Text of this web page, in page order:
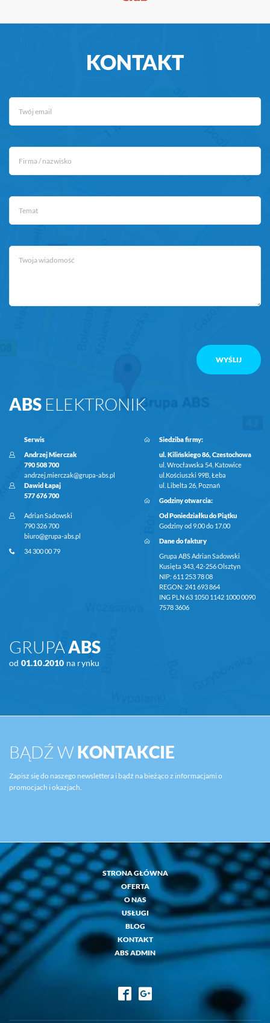
KONTAKT
ABS ELEKTRONIK
Serwis
Andrzej Mierczak
790 508 700
andrzej.mierczak@grupa-abs.pl
Dawid Łapaj
577 676 700
Adrian Sadowski
790 326 700
biuro@grupa-abs.pl
34 300 00 79
Siedziba firmy:
ul. Kilińskiego 86, Czestochowa
ul. Wrocławska 54, Katowice
ul.Kościuszki 99B, Łeba
ul. Libelta 26, Poznań
Godziny otwarcia:
Od Poniedziałku do Piątku
Godziny od 9.00 do 17.00
Dane do faktury
Grupa ABS Adrian Sadowski
Kusięta 343, 42-256 Olsztyn
NIP: 611 253 78 08
REGON: 241 693 864
ING PLN 63 1050 1142 1000 0090
7578 3606
GRUPAABS
od 01.10.2010 na rynku
BĄDŹ WKONTAKCIE
Zapisz się do naszego newslettera i bądź na bieżąco z informacjami o
promocjach i okazjach.
STRONA GŁÓWNA
OFERTA
O NAS
USŁUGI
BLOG
KONTAKT
ABS ADMIN